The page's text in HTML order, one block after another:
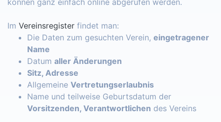
Im Vereinsregister findet man:
Die Daten zum gesuchten Verein, eingetragener
Name
Datum aller Änderungen
Sitz, Adresse
Allgemeine Vertretungserlaubnis
Name und teilweise Geburtsdatum der
Vorsitzenden, Verantwortlichen des Vereins